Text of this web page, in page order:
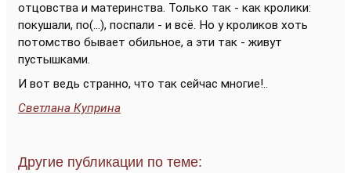
отцовства и материнства. Только так - как кролики:
покушали, по(...), поспали - и всё. Но у кроликов хоть
потомство бывает обильное, а эти так - живут
пустышками.
И вот ведь странно, что так сейчас многие!..
Светлана Куприна
Другие публикации по теме: